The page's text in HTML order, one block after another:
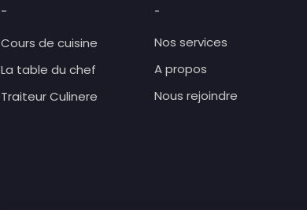
-
Cours de cuisine
La table du chef
Traiteur Culinere
-
Nos services
A propos
Nous rejoindre